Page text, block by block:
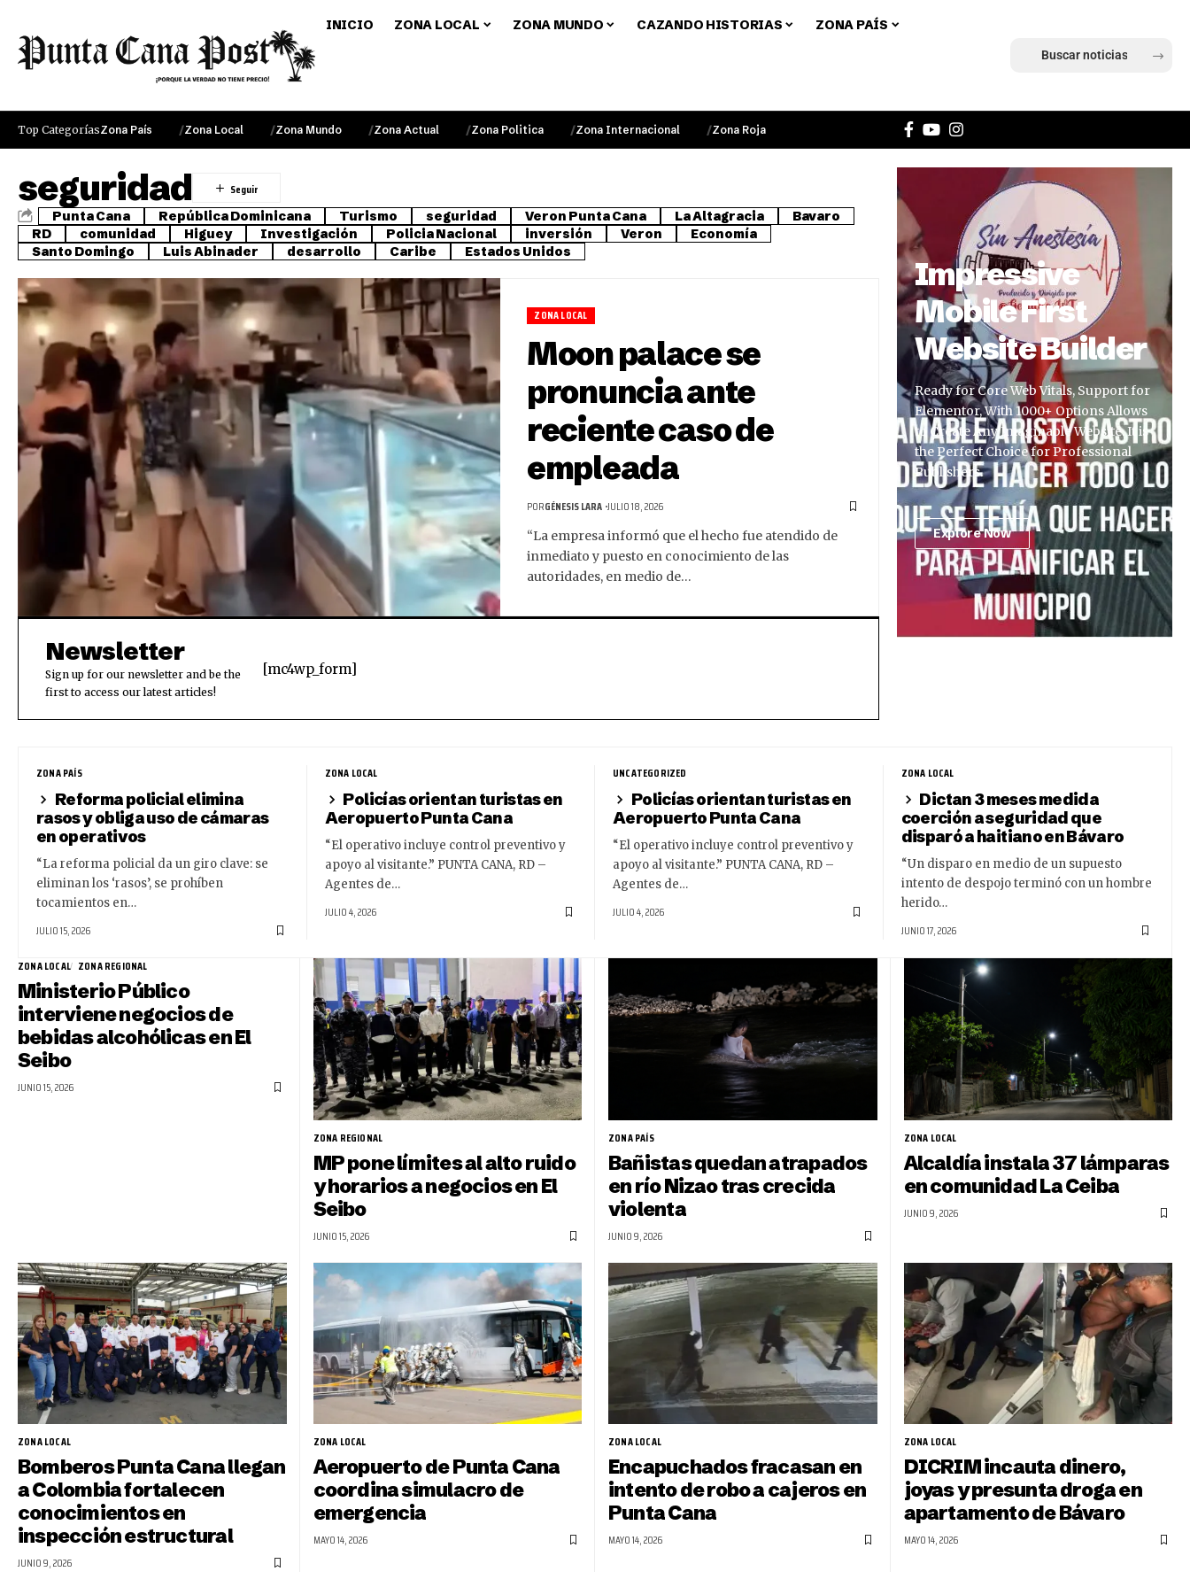
INICIO ZONA LOCAL ZONA MUNDO CAZANDO HISTORIAS ZONA PAÍS
Top CategoríasZona País Zona Local Zona Mundo Zona Actual Zona Politica Zona Internacional Zona Roja
seguridad
Punta Cana República Dominicana Turismo seguridad Veron Punta Cana La Altagracia
Bavaro
RD
comunidad Higuey Investigación Policia Nacional inversión Veron
Economía
Santo Domingo
Luis Abinader desarrollo Caribe Estados Unidos
ZONA LOCAL
Moon palace se
pronuncia ante
reciente caso de
empleada
PORGÉNESIS LARA JULIO 18, 2026
“La empresa informó que el hecho fue atendido de
inmediato y puesto en conocimiento de las
autoridades, en medio de…
Newsletter
Sign up for our newsletter and be the
first to access our latest articles!
[mc4wp_form]
Impressive
Mobile First
Website Builder
Ready for Core Web Vitals, Support for
Elementor, With 1000+ Options Allows
to Create Any Imaginable Website. It is
the Perfect Choice for Professional
Publishers.
Explore Now
ZONA PAÍS
Reforma policial elimina
rasos y obliga uso de cámaras
en operativos
“La reforma policial da un giro clave: se
eliminan los ‘rasos’, se prohíben
tocamientos en…
JULIO 15, 2026
ZONA LOCAL
Policías orientan turistas en
Aeropuerto Punta Cana
“El operativo incluye control preventivo y
apoyo al visitante.” PUNTA CANA, RD –
Agentes de…
JULIO 4, 2026
UNCATEGORIZED
Policías orientan turistas en
Aeropuerto Punta Cana
“El operativo incluye control preventivo y
apoyo al visitante.” PUNTA CANA, RD –
Agentes de…
JULIO 4, 2026
ZONA LOCAL
Dictan 3 meses medida
coerción a seguridad que
disparó a haitiano en Bávaro
“Un disparo en medio de un supuesto
intento de despojo terminó con un hombre
herido…
JUNIO 17, 2026
ZONA LOCAL ZONA REGIONAL
Ministerio Público
interviene negocios de
bebidas alcohólicas en El
Seibo
JUNIO 15, 2026
ZONA REGIONAL
MP pone límites al alto ruido
y horarios a negocios en El
Seibo
JUNIO 15, 2026
ZONA PAÍS
Bañistas quedan atrapados
en río Nizao tras crecida
violenta
JUNIO 9, 2026
ZONA LOCAL
Alcaldía instala 37 lámparas
en comunidad La Ceiba
JUNIO 9, 2026
ZONA LOCAL
Bomberos Punta Cana llegan
a Colombia fortalecen
conocimientos en
inspección estructural
JUNIO 9, 2026
ZONA LOCAL
Aeropuerto de Punta Cana
coordina simulacro de
emergencia
MAYO 14, 2026
ZONA LOCAL
Encapuchados fracasan en
intento de robo a cajeros en
Punta Cana
MAYO 14, 2026
ZONA LOCAL
DICRIM incauta dinero,
joyas y presunta droga en
apartamento de Bávaro
MAYO 14, 2026